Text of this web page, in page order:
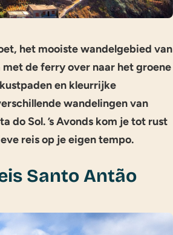
het mooiste wandelgebied van
de ferry over naar het groene
en kleurrijke
wandelingen van
do Sol. ’s Avonds kom je tot rust
reis op je eigen tempo.
Santo Antão